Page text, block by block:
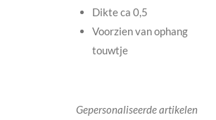
Dikte ca 0,5
Voorzien van ophang
touwtje
Gepersonaliseerde artikelen